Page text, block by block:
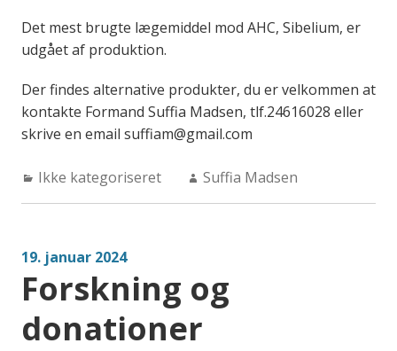
Det mest brugte lægemiddel mod AHC, Sibelium, er
udgået af produktion.
Der findes alternative produkter, du er velkommen at
kontakte Formand Suffia Madsen, tlf.24616028 eller
skrive en email suffiam@gmail.com
Categories:
Ikke kategoriseret Author:
Suffia Madsen
19. januar 2024
Forskning og
donationer